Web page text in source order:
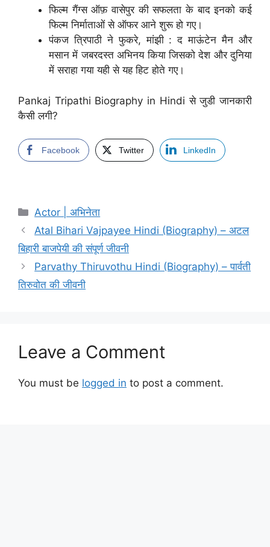
फिल्म गैंग्स ऑफ़ वासेपुर की सफलता के बाद इनको कई
फिल्म निर्माताओं से ऑफर आने शुरू हो गए।
पंकज त्रिपाठी ने फुकरे, मांझी : द माऊंटेन मैन और
मसान में जबरदस्त अभिनय किया जिसको देश और दुनिया
में सराहा गया यही से यह हिट होते गए।
Pankaj Tripathi Biography in Hindi से जुडी जानकारी
कैसी लगी?
Facebook Twitter LinkedIn
Categories
Actor | अभिनेता
Atal Bihari Vajpayee Hindi (Biography) – अटल
बिहारी बाजपेयी की संपूर्ण जीवनी
Parvathy Thiruvothu Hindi (Biography) – पार्वती
तिरुवोत की जीवनी
Leave a Comment
You must be logged in to post a comment.